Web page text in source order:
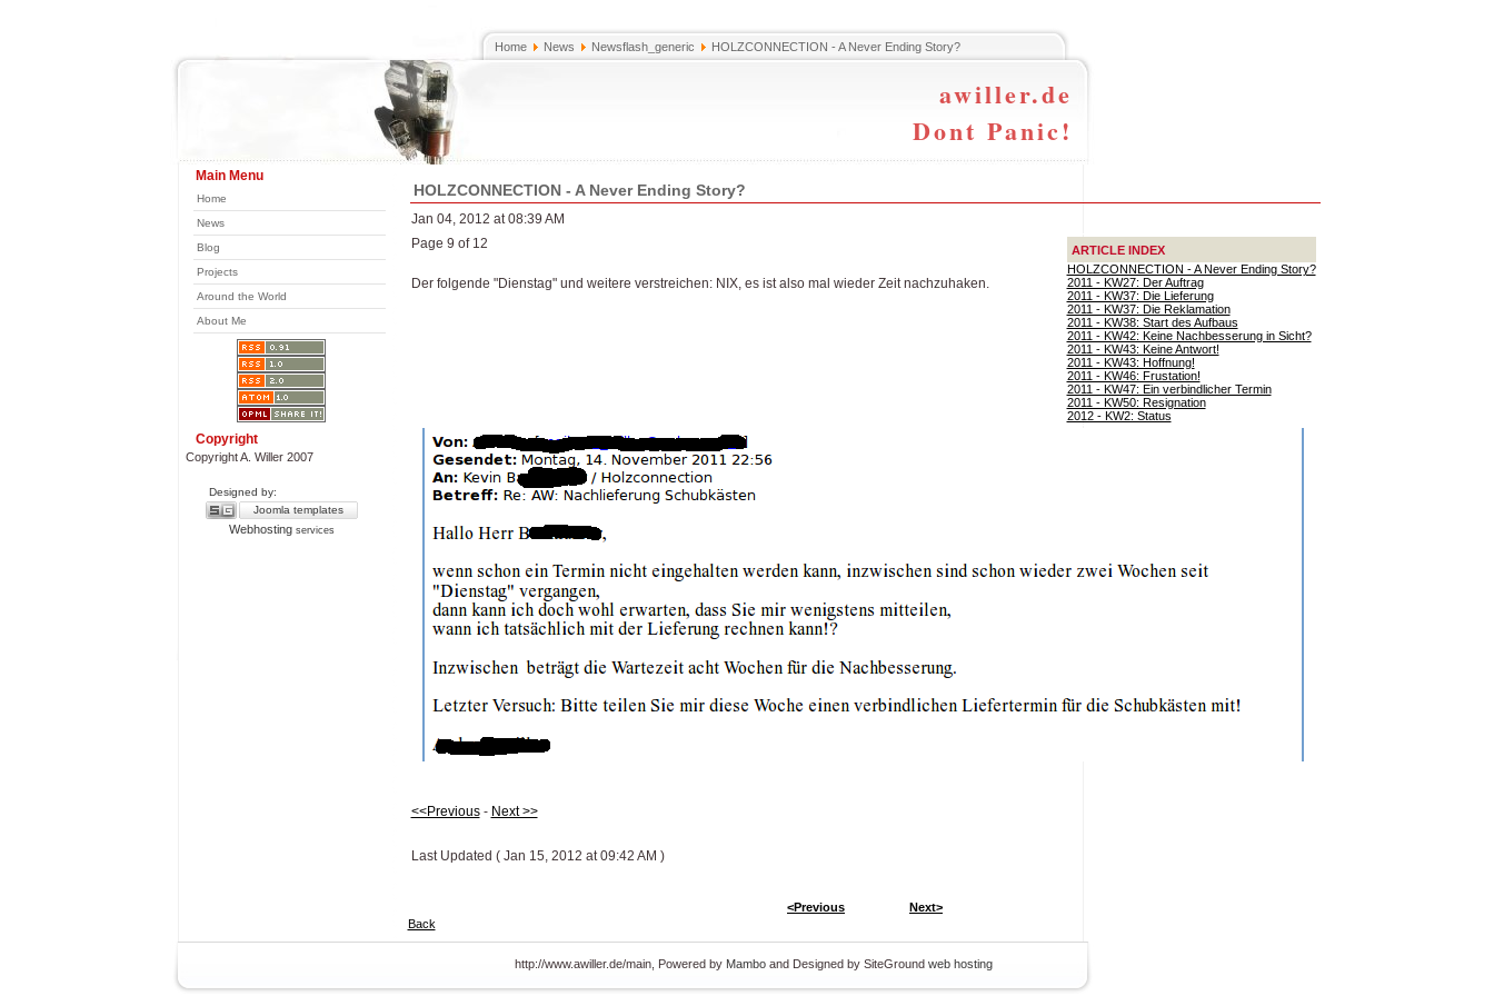
Home News Newsflash_generic HOLZCONNECTION - A Never Ending Story?
awiller.de
Dont Panic!
Main Menu
Home
News
Blog
Projects
Around the World
About Me
Copyright
Copyright A. Willer 2007
Designed by:
Joomla templates
Webhostingservices
HOLZCONNECTION - A Never Ending Story?
Jan 04, 2012 at 08:39 AM
ARTICLE INDEX
HOLZCONNECTION - A Never Ending Story?
2011 - KW27: Der Auftrag
2011 - KW37: Die Lieferung
2011 - KW37: Die Reklamation
2011 - KW38: Start des Aufbaus
2011 - KW42: Keine Nachbesserung in Sicht?
2011 - KW43: Keine Antwort!
2011 - KW43: Hoffnung!
2011 - KW46: Frustation!
2011 - KW47: Ein verbindlicher Termin
2011 - KW50: Resignation
2012 - KW2: Status
Page 9 of 12
Der folgende "Dienstag" und weitere verstreichen: NIX, es ist also mal wieder Zeit nachzuhaken.
<<Previous- Next >>
Last Updated ( Jan 15, 2012 at 09:42 AM )
<Previous
Next>
Back
http://www.awiller.de/main, Powered by Mamboand Designed by SiteGround web hosting